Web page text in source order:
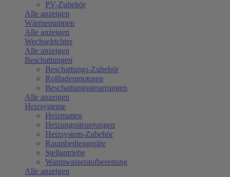
PV-Zubehör
Alle anzeigen
Wärmepumpen
Alle anzeigen
Wechselrichter
Alle anzeigen
Beschattungen
Beschattungs-Zubehör
Rollladenmotoren
Beschattungssteuerungen
Alle anzeigen
Heizsysteme
Heizmatten
Heizungssteuerungen
Heizsystem-Zubehör
Raumbediengeräte
Stellantriebe
Warmwasseraufbereitung
Alle anzeigen